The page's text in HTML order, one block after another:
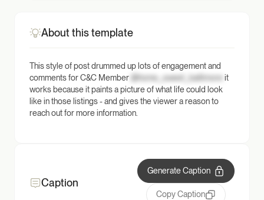
About this template
This style of post drummed up lots of engagement and
comments for C&C Member
@home_sweet_baltimore
it
works because it paints a picture of what life could look
like in those listings - and gives the viewer a reason to
reach out for more information.
Caption
Generate Caption
Copy Caption